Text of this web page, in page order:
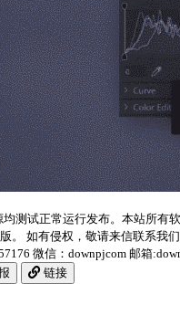
测试正常运行发布。本站所有
。 如有侵权，敬请来信联系我
微信：downpjcom 邮箱
链接